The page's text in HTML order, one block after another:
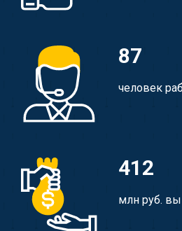
87
человек
412
млн руб.